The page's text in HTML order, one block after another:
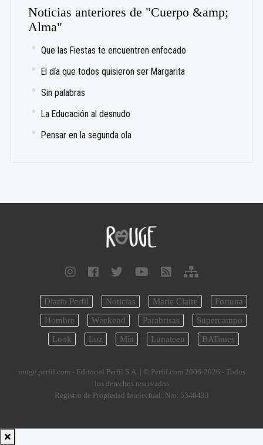
Noticias anteriores de "Cuerpo &amp;
Alma"
Que las Fiestas te encuentren enfocado
El día que todos quisieron ser Margarita
Sin palabras
La Educación al desnudo
Pensar en la segunda ola
Diario Perfil Noticias Marie Claire
Fortuna
Hombre
Weekend Parabrisas
Supercampo
Look
Luz Mía Lunateen BATimes
rouge.perfil.com - Editorial Perfil S.A. | © Perfil.com 2006-2026 - Todos
los derechos reservados
Registro de Propiedad Intelectual: Nro. 5346433